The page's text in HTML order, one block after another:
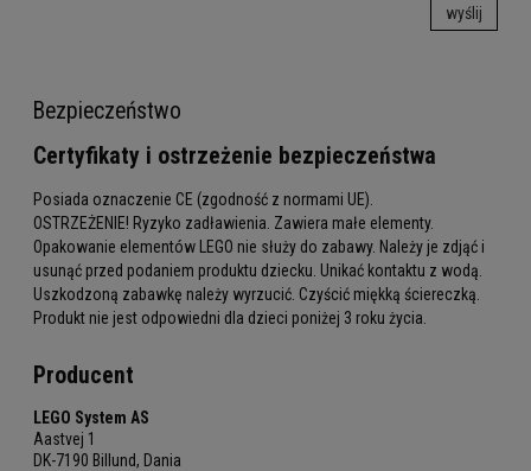
wyślij
Bezpieczeństwo
Certyfikaty i ostrzeżenie bezpieczeństwa
Posiada oznaczenie CE (zgodność z normami UE).
OSTRZEŻENIE! Ryzyko zadławienia. Zawiera małe elementy.
Opakowanie elementów LEGO nie służy do zabawy. Należy je zdjąć i
usunąć przed podaniem produktu dziecku. Unikać kontaktu z wodą.
Uszkodzoną zabawkę należy wyrzucić. Czyścić miękką ściereczką.
Produkt nie jest odpowiedni dla dzieci poniżej 3 roku życia.
Producent
LEGO System AS
Aastvej 1
DK-7190 Billund, Dania